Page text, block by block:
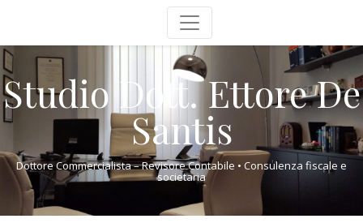
Studio Dott. Ettore De
Santis
Dottore Commercialista – Revisore Contabile • Consulenza fiscale e
societaria